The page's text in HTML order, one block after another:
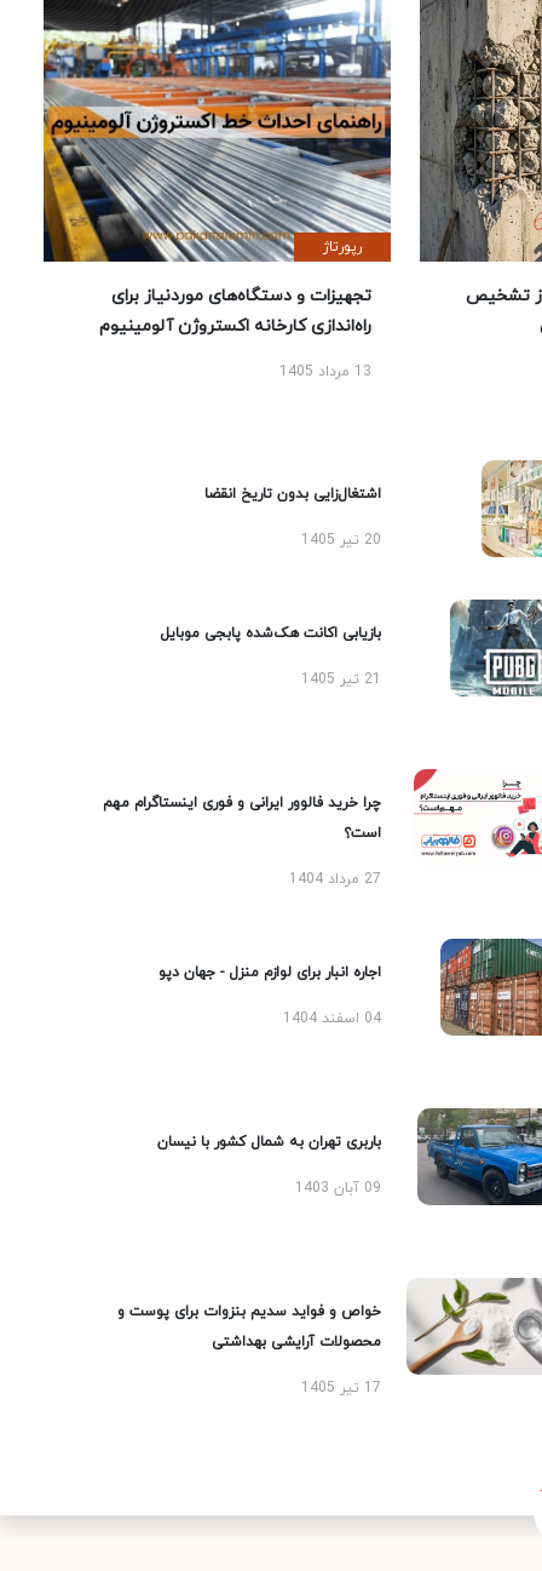
تشخیص
رپورتاژ
تجهیزات و دستگاه‌های موردنیاز برای
راه‌اندازی کارخانه اکستروژن آلومینیوم
13 مرداد 1405
اشتغال‌زایی بدون تاریخ انقضا
20 تیر 1405
بازیابی اکانت هک‌شده پابجی موبایل
چرا خرید فالوور ایرانی و فوری اینستاگرام مهم
است؟
27 مرداد 1404
اجاره انبار برای لوازم منزل - جهان دپو
04 اسفند 1404
باربری تهران به شمال کشور با نیسان
09 آبان 1403
خواص و فواید سدیم بنزوات برای پوست و
محصولات آرایشی بهداشتی
17 تیر 1405